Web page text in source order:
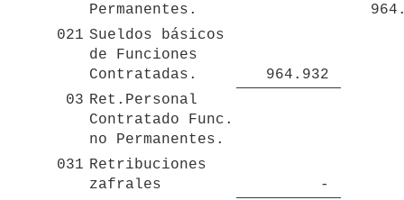
Permanentes.
021 Sueldos básicos
de Funciones
Contratadas.
964.932
03 Ret.Personal
Contratado Func.
no Permanentes.
031 Retribuciones
zafrales
-